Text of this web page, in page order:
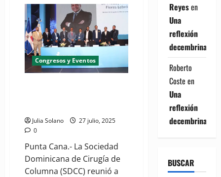
Congreso
Internacional
Sonografía,
será
a
finales
de
octubre
Congresos y Eventos
Julia Solano
27 julio, 2025
0
Punta Cana.- La Sociedad
Dominicana de Cirugía de
Columna (SDCC) reunió a
Reyesen
Una
reflexión
decembrina
Roberto
Coste en
Una
reflexión
decembrina
BUSCAR